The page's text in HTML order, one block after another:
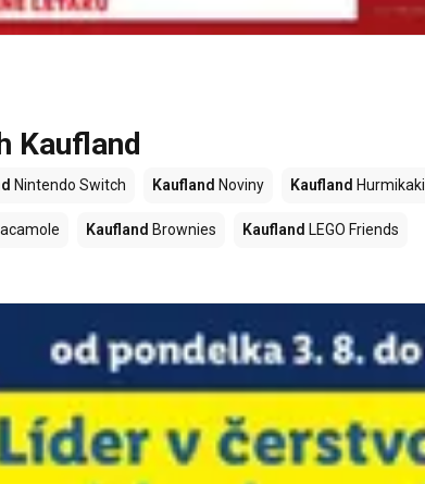
Kaufland
Nintendo Switch Kaufland Noviny Kaufland Hurmikaki
Kaufland Brownies Kaufland LEGO Friends